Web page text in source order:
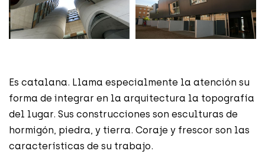
Es catalana. Llama especialmente la atención su
forma de integrar en la arquitectura la topografía
del lugar. Sus construcciones son esculturas de
hormigón, piedra, y tierra. Coraje y frescor son las
características de su trabajo.